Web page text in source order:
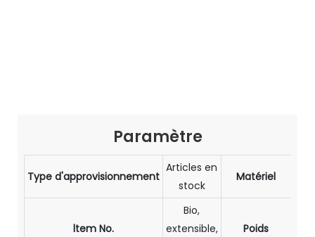
Paramètre
Type d'approvisionnement
Articles en
stock
Matériel
ltem No.
Bio,
extensible,
Poids